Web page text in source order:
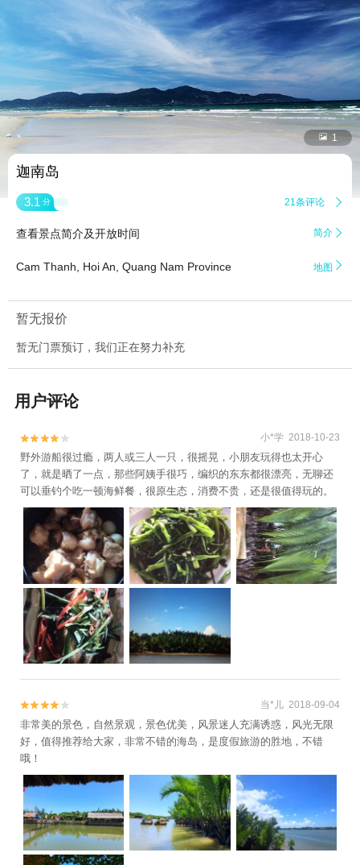
 1
迦南岛
3.1 分 21条评论 
查看景点简介及开放时间 简介 
Cam Thanh, Hoi An, Quang Nam Province 地图 
暂无报价
暂无门票预订，我们正在努力补充
用户评论

 小*学 2018-10-23
野外游船很过瘾，两人或三人一只，很摇晃，小朋友玩得也太开心
了，就是晒了一点，那些阿姨手很巧，编织的东东都很漂亮，无聊还
可以垂钓个吃一顿海鲜餐，很原生态，消费不贵，还是很值得玩的。

 当*儿 2018-09-04
非常美的景色，自然景观，景色优美，风景迷人充满诱惑，风光无限
好，值得推荐给大家，非常不错的海岛，是度假旅游的胜地，不错
哦！